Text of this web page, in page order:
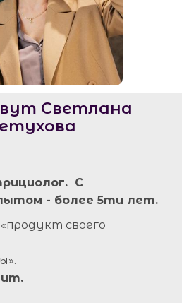
Светлана
С
- более 5ти лет.
своего